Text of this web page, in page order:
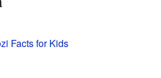
Facts for Kids